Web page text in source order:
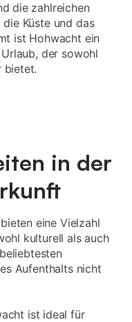
die zahlreichen
Küste und das
ist Hohwacht ein
der sowohl
bietet.
in der
eine Vielzahl
kulturell als auch
Aufenthalts nicht
ist ideal für